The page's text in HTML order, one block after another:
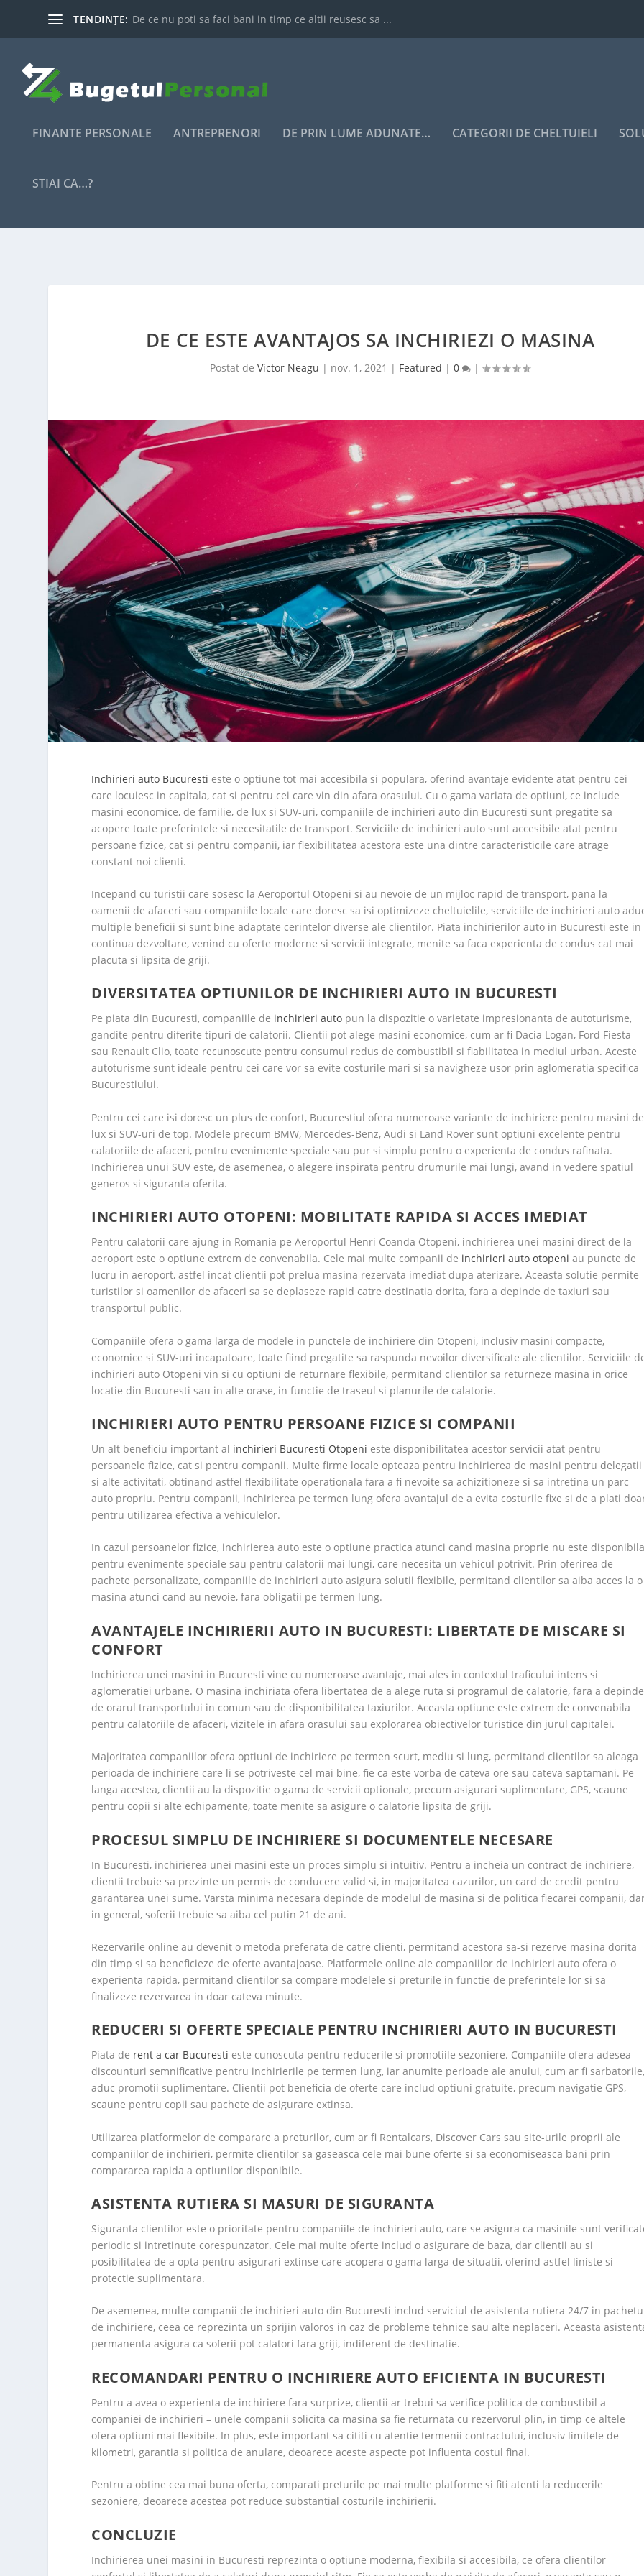
TENDINȚE: De ce nu poti sa faci bani in timp ce altii reusesc sa ...
FINANTE PERSONALE ANTREPRENORI DE PRIN LUME ADUNATE… CATEGORII DE CHELTUIELI
STIAI CA…?
DE CE ESTE AVANTAJOS SA INCHIRIEZI O MASINA
Postat deVictor Neagu | nov. 1, 2021 | Featured |0 |
Inchirieri auto Bucuresti este o optiune tot mai accesibila si populara, oferind avantaje evidente atat pentru cei
care locuiesc in capitala, cat si pentru cei care vin din afara orasului. Cu o gama variata de optiuni, ce include
masini economice, de familie, de lux si SUV-uri, companiile de inchirieri auto din Bucuresti sunt pregatite sa
acopere toate preferintele si necesitatile de transport. Serviciile de inchirieri auto sunt accesibile atat pentru
persoane fizice, cat si pentru companii, iar flexibilitatea acestora este una dintre caracteristicile care atrage
constant noi clienti.
Incepand cu turistii care sosesc la Aeroportul Otopeni si au nevoie de un mijloc rapid de transport, pana la
oamenii de afaceri sau companiile locale care doresc sa isi optimizeze cheltuielile, serviciile de inchirieri auto
multiple beneficii si sunt bine adaptate cerintelor diverse ale clientilor. Piata inchirierilor auto in Bucuresti este in
continua dezvoltare, venind cu oferte moderne si servicii integrate, menite sa faca experienta de condus cat mai
placuta si lipsita de griji.
DIVERSITATEA OPTIUNILOR DE INCHIRIERI AUTO IN BUCURESTI
Pe piata din Bucuresti, companiile de inchirieri auto pun la dispozitie o varietate impresionanta de autoturisme,
gandite pentru diferite tipuri de calatorii. Clientii pot alege masini economice, cum ar fi Dacia Logan, Ford Fiesta
sau Renault Clio, toate recunoscute pentru consumul redus de combustibil si fiabilitatea in mediul urban. Aceste
autoturisme sunt ideale pentru cei care vor sa evite costurile mari si sa navigheze usor prin aglomeratia specifica
Bucurestiului.
Pentru cei care isi doresc un plus de confort, Bucurestiul ofera numeroase variante de inchiriere pentru masini de
lux si SUV-uri de top. Modele precum BMW, Mercedes-Benz, Audi si Land Rover sunt optiuni excelente pentru
calatoriile de afaceri, pentru evenimente speciale sau pur si simplu pentru o experienta de condus rafinata.
Inchirierea unui SUV este, de asemenea, o alegere inspirata pentru drumurile mai lungi, avand in vedere spatiul
generos si siguranta oferita.
INCHIRIERI AUTO OTOPENI: MOBILITATE RAPIDA SI ACCES IMEDIAT
Pentru calatorii care ajung in Romania pe Aeroportul Henri Coanda Otopeni, inchirierea unei masini direct de la
aeroport este o optiune extrem de convenabila. Cele mai multe companii de inchirieri auto otopeni au puncte de
lucru in aeroport, astfel incat clientii pot prelua masina rezervata imediat dupa aterizare. Aceasta solutie permite
turistilor si oamenilor de afaceri sa se deplaseze rapid catre destinatia dorita, fara a depinde de taxiuri sau
transportul public.
Companiile ofera o gama larga de modele in punctele de inchiriere din Otopeni, inclusiv masini compacte,
economice si SUV-uri incapatoare, toate fiind pregatite sa raspunda nevoilor diversificate ale clientilor. Serviciile
inchirieri auto Otopeni vin si cu optiuni de returnare flexibile, permitand clientilor sa returneze masina in orice
locatie din Bucuresti sau in alte orase, in functie de traseul si planurile de calatorie.
INCHIRIERI AUTO PENTRU PERSOANE FIZICE SI COMPANII
Un alt beneficiu important al inchirieri Bucuresti Otopeni este disponibilitatea acestor servicii atat pentru
persoanele fizice, cat si pentru companii. Multe firme locale opteaza pentru inchirierea de masini pentru delegatii
si alte activitati, obtinand astfel flexibilitate operationala fara a fi nevoite sa achizitioneze si sa intretina un parc
auto propriu. Pentru companii, inchirierea pe termen lung ofera avantajul de a evita costurile fixe si de a plati
pentru utilizarea efectiva a vehiculelor.
In cazul persoanelor fizice, inchirierea auto este o optiune practica atunci cand masina proprie nu este
pentru evenimente speciale sau pentru calatorii mai lungi, care necesita un vehicul potrivit. Prin oferirea de
pachete personalizate, companiile de inchirieri auto asigura solutii flexibile, permitand clientilor sa aiba acces la o
masina atunci cand au nevoie, fara obligatii pe termen lung.
AVANTAJELE INCHIRIERII AUTO IN BUCURESTI: LIBERTATE DE MISCARE SI
CONFORT
Inchirierea unei masini in Bucuresti vine cu numeroase avantaje, mai ales in contextul traficului intens si
aglomeratiei urbane. O masina inchiriata ofera libertatea de a alege ruta si programul de calatorie, fara a depinde
de orarul transportului in comun sau de disponibilitatea taxiurilor. Aceasta optiune este extrem de convenabila
pentru calatoriile de afaceri, vizitele in afara orasului sau explorarea obiectivelor turistice din jurul capitalei.
Majoritatea companiilor ofera optiuni de inchiriere pe termen scurt, mediu si lung, permitand clientilor sa aleaga
perioada de inchiriere care li se potriveste cel mai bine, fie ca este vorba de cateva ore sau cateva saptamani. Pe
langa acestea, clientii au la dispozitie o gama de servicii optionale, precum asigurari suplimentare, GPS, scaune
pentru copii si alte echipamente, toate menite sa asigure o calatorie lipsita de griji.
PROCESUL SIMPLU DE INCHIRIERE SI DOCUMENTELE NECESARE
In Bucuresti, inchirierea unei masini este un proces simplu si intuitiv. Pentru a incheia un contract de inchiriere,
clientii trebuie sa prezinte un permis de conducere valid si, in majoritatea cazurilor, un card de credit pentru
garantarea unei sume. Varsta minima necesara depinde de modelul de masina si de politica fiecarei companii,
in general, soferii trebuie sa aiba cel putin 21 de ani.
Rezervarile online au devenit o metoda preferata de catre clienti, permitand acestora sa-si rezerve masina dorita
din timp si sa beneficieze de oferte avantajoase. Platformele online ale companiilor de inchirieri auto ofera o
experienta rapida, permitand clientilor sa compare modelele si preturile in functie de preferintele lor si sa
finalizeze rezervarea in doar cateva minute.
REDUCERI SI OFERTE SPECIALE PENTRU INCHIRIERI AUTO IN BUCURESTI
Piata de rent a car Bucuresti este cunoscuta pentru reducerile si promotiile sezoniere. Companiile ofera adesea
discounturi semnificative pentru inchirierile pe termen lung, iar anumite perioade ale anului, cum ar fi
aduc promotii suplimentare. Clientii pot beneficia de oferte care includ optiuni gratuite, precum navigatie GPS,
scaune pentru copii sau pachete de asigurare extinsa.
Utilizarea platformelor de comparare a preturilor, cum ar fi Rentalcars, Discover Cars sau site-urile proprii ale
companiilor de inchirieri, permite clientilor sa gaseasca cele mai bune oferte si sa economiseasca bani prin
compararea rapida a optiunilor disponibile.
ASISTENTA RUTIERA SI MASURI DE SIGURANTA
Siguranta clientilor este o prioritate pentru companiile de inchirieri auto, care se asigura ca masinile sunt
periodic si intretinute corespunzator. Cele mai multe oferte includ o asigurare de baza, dar clientii au si
posibilitatea de a opta pentru asigurari extinse care acopera o gama larga de situatii, oferind astfel liniste si
protectie suplimentara.
De asemenea, multe companii de inchirieri auto din Bucuresti includ serviciul de asistenta rutiera 24/7 in
de inchiriere, ceea ce reprezinta un sprijin valoros in caz de probleme tehnice sau alte neplaceri. Aceasta
permanenta asigura ca soferii pot calatori fara griji, indiferent de destinatie.
RECOMANDARI PENTRU O INCHIRIERE AUTO EFICIENTA IN BUCURESTI
Pentru a avea o experienta de inchiriere fara surprize, clientii ar trebui sa verifice politica de combustibil a
companiei de inchirieri – unele companii solicita ca masina sa fie returnata cu rezervorul plin, in timp ce altele
ofera optiuni mai flexibile. In plus, este important sa cititi cu atentie termenii contractului, inclusiv limitele de
kilometri, garantia si politica de anulare, deoarece aceste aspecte pot influenta costul final.
Pentru a obtine cea mai buna oferta, comparati preturile pe mai multe platforme si fiti atenti la reducerile
sezoniere, deoarece acestea pot reduce substantial costurile inchirierii.
CONCLUZIE
Inchirierea unei masini in Bucuresti reprezinta o optiune moderna, flexibila si accesibila, ce ofera clientilor